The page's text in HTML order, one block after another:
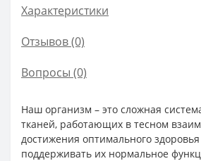
Характеристики
Отзывов (0)
Вопросы (0)
Наш организм – это сложная
тканей, работающих в тесном
достижения оптимального
поддерживать их нормальное